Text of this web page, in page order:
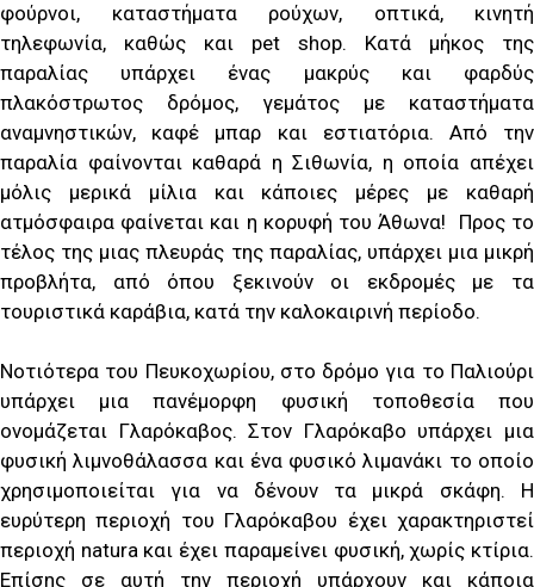
φούρνοι, καταστήματα ρούχων, οπτικά, κινητή
τηλεφωνία, καθώς και pet shop. Κατά μήκος της
παραλίας υπάρχει ένας μακρύς και φαρδύς
πλακόστρωτος δρόμος, γεμάτος με καταστήματα
αναμνηστικών, καφέ μπαρ και εστιατόρια. Από την
παραλία φαίνονται καθαρά η Σιθωνία, η οποία απέχει
μόλις μερικά μίλια και κάποιες μέρες με καθαρή
ατμόσφαιρα φαίνεται και η κορυφή του Άθωνα! Προς το
τέλος της μιας πλευράς της παραλίας, υπάρχει μια μικρή
προβλήτα, από όπου ξεκινούν οι εκδρομές με τα
τουριστικά καράβια, κατά την καλοκαιρινή περίοδο.
Νοτιότερα του Πευκοχωρίου, στο δρόμο για το Παλιούρι
υπάρχει μια πανέμορφη φυσική τοποθεσία που
ονομάζεται Γλαρόκαβος. Στον Γλαρόκαβο υπάρχει μια
φυσική λιμνοθάλασσα και ένα φυσικό λιμανάκι το οποίο
χρησιμοποιείται για να δένουν τα μικρά σκάφη. Η
ευρύτερη περιοχή του Γλαρόκαβου έχει χαρακτηριστεί
περιοχή natura και έχει παραμείνει φυσική, χωρίς κτίρια.
Επίσης σε αυτή την περιοχή υπάρχουν και κάποια